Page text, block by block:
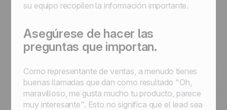
su equipo recopilen la información importante.
Asegúrese de hacer las
preguntas que importan.
Como representante de ventas, a menudo tienes
buenas llamadas que dan como resultado "Oh,
maravilloso, me gusta mucho tu producto, parece
muy interesante". Esto no significa que el lead sea